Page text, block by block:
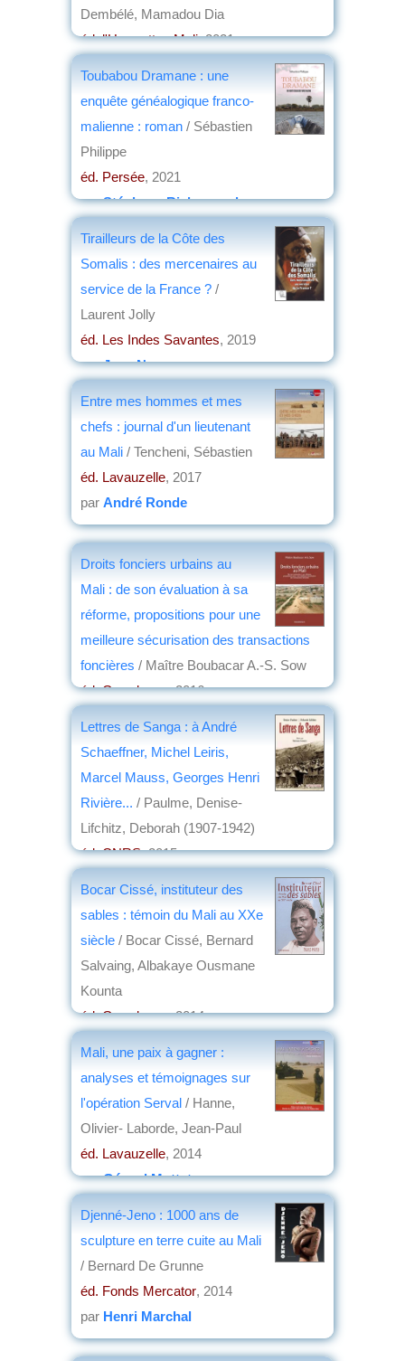
Dembélé, Mamadou Dia
éd. l'Harmattan Mali, 2021
Toubabou Dramane : une
enquête généalogique franco-
malienne : roman / Sébastien
Philippe
éd. Persée, 2021
parStéphane Richemond
Tirailleurs de la Côte des
Somalis : des mercenaires au
service de la France ? /
Laurent Jolly
éd. Les Indes Savantes, 2019
parJean Nemo
Entre mes hommes et mes
chefs : journal d'un lieutenant
au Mali / Tencheni, Sébastien
éd. Lavauzelle, 2017
par André Ronde
Droits fonciers urbains au
Mali : de son évaluation à sa
réforme, propositions pour une
meilleure sécurisation des transactions
foncières / Maître Boubacar A.-S. Sow
éd. Grandvaux, 2016
Lettres de Sanga : à André
Schaeffner, Michel Leiris,
Marcel Mauss, Georges Henri
Rivière... / Paulme, Denise-
Lifchitz, Deborah (1907-1942)
éd. CNRS, 2015
Bocar Cissé, instituteur des
sables : témoin du Mali au XXe
siècle / Bocar Cissé, Bernard
Salvaing, Albakaye Ousmane
Kounta
éd. Grandvaux, 2014
Mali, une paix à gagner :
analyses et témoignages sur
l'opération Serval / Hanne,
Olivier- Laborde, Jean-Paul
éd. Lavauzelle, 2014
parGérard Mottet
Djenné-Jeno : 1000 ans de
sculpture en terre cuite au Mali
/ Bernard De Grunne
éd. Fonds Mercator, 2014
par Henri Marchal